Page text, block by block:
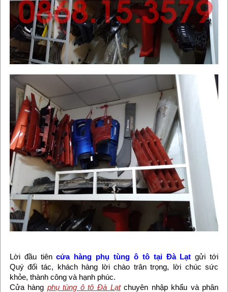
Lời đầu tiêncửa hàng phụ tùng ô tô tại Đà Lạt gửi tới
Quý đối tác, khách hàng lời chào trân trọng, lời chúc sức
khỏe, thành công và hạnh phúc.
Cửa hàng phụ tùng ô tô Đà Lạtchuyên nhập khẩu và phân